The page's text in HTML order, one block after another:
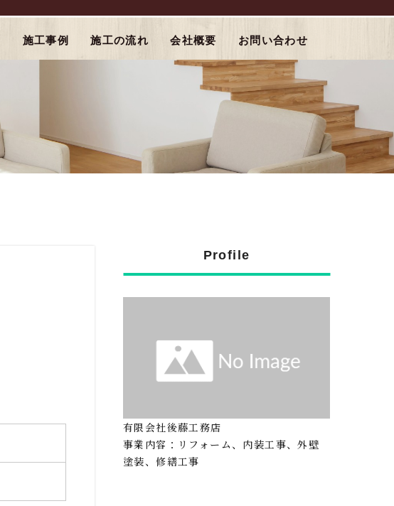
施工事例 施工の流れ 会社概要 お問い合わせ
Profile
有限会社後藤工務店
事業内容：リフォーム、内装工事、外壁
塗装、修繕工事